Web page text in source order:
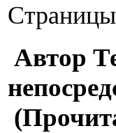
Автор